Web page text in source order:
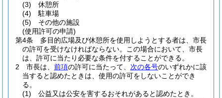
(3)
休憩所
(4)
駐車場
(5)
その他の施設
(使用許可の申請)
第4条
多目的広場及び休憩所を使用しようとする者は、市長
の許可を受けなければならない。
この場合において、市長
は、許可に当たり必要な条件を付することができる。
2
市長は、 前項の許可に当たって、 次の各号のいずれかに該
当すると認めたときは、使用の許可をしないことができ
る。
(1)
公益又は公安を害するおそれがあると認めたとき。